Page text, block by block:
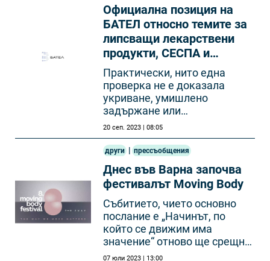
Официална позиция на
БАТЕЛ относно темите за
липсващи лекарствени
продукти, СЕСПА и
паралелната търговия
Практически, нито една
проверка не е доказала
укриване, умишлено
задържане или
нерегламентиран износ на
лекарствени продукти.
20 сеп. 2023 | 08:05
други | прессъобщения
Днес във Варна започва
фестивалът Moving Body
Събитието, чието основно
послание е „Начинът, по
който се движим има
значение“ отново ще срещне
публика, артисти, критици и
07 юли 2023 | 13:00